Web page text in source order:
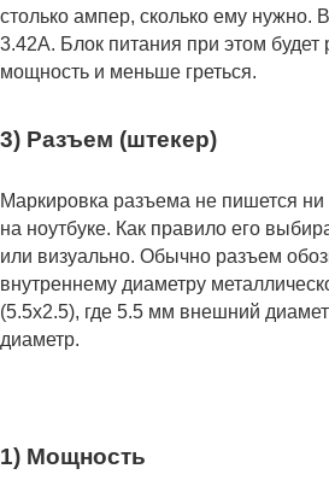
столько ампер, сколько ему нужно.
3.42А. Блок питания при этом будет
мощность и меньше греться.
3) Разъем (штекер)
Маркировка разъема не пишется ни
на ноутбуке. Как правило его
или визуально. Обычно разъем
внутреннему диаметру
(5.5x2.5), где 5.5 мм внешний
диаметр.
1) Мощность